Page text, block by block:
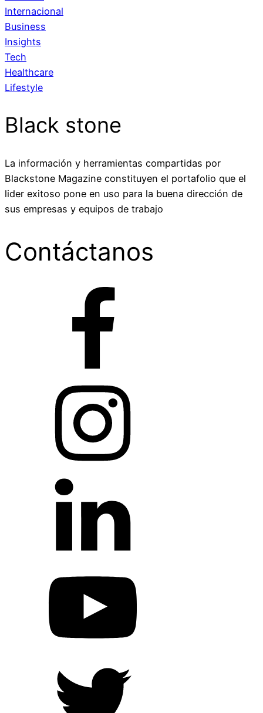
Internacional
Business
Insights
Tech
Healthcare
Lifestyle
Black stone
La información y herramientas compartidas por
Blackstone Magazine constituyen el portafolio que el
lider exitoso pone en uso para la buena dirección de
sus empresas y equipos de trabajo
Contáctanos